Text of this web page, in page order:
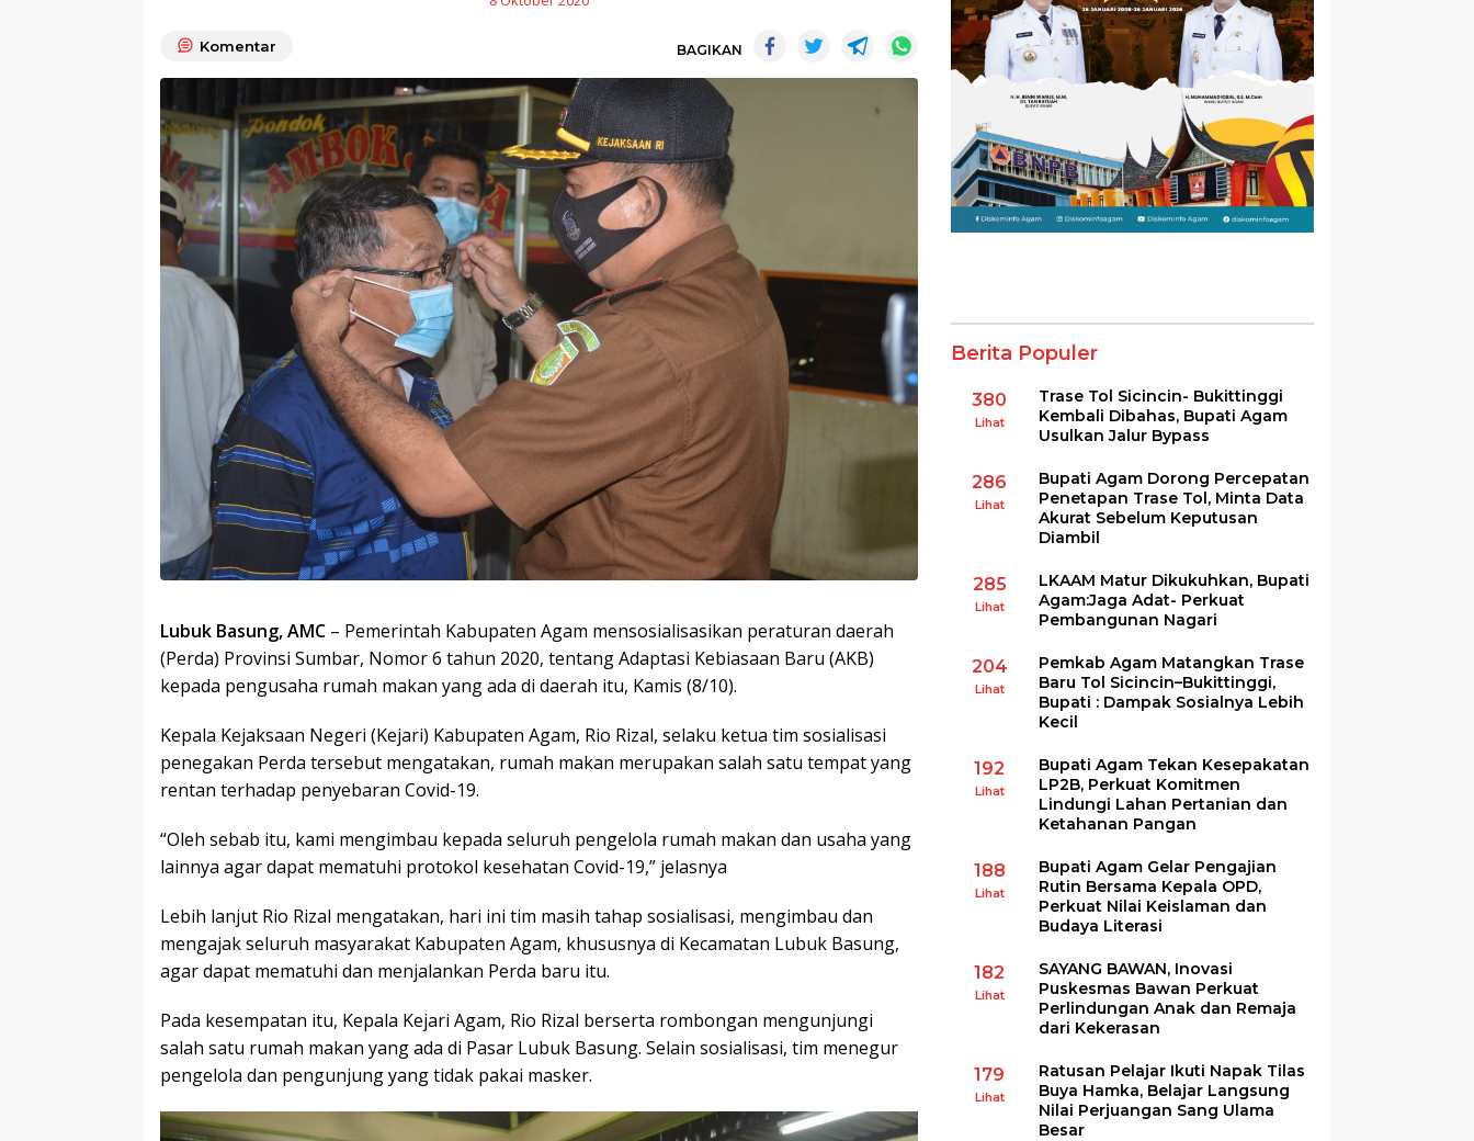
Komentar BAGIKAN
Lubuk Basung, AMC – Pemerintah Kabupaten Agam mensosialisasikan peraturan daerah
(Perda) Provinsi Sumbar, Nomor 6 tahun 2020, tentang Adaptasi Kebiasaan Baru (AKB)
kepada pengusaha rumah makan yang ada di daerah itu, Kamis (8/10).
Kepala Kejaksaan Negeri (Kejari) Kabupaten Agam, Rio Rizal, selaku ketua tim sosialisasi
penegakan Perda tersebut mengatakan, rumah makan merupakan salah satu tempat yang
rentan terhadap penyebaran Covid-19.
“Oleh sebab itu, kami mengimbau kepada seluruh pengelola rumah makan dan usaha yang
lainnya agar dapat mematuhi protokol kesehatan Covid-19,” jelasnya
Lebih lanjut Rio Rizal mengatakan, hari ini tim masih tahap sosialisasi, mengimbau dan
mengajak seluruh masyarakat Kabupaten Agam, khususnya di Kecamatan Lubuk Basung,
agar dapat mematuhi dan menjalankan Perda baru itu.
Pada kesempatan itu, Kepala Kejari Agam, Rio Rizal berserta rombongan mengunjungi
salah satu rumah makan yang ada di Pasar Lubuk Basung. Selain sosialisasi, tim menegur
pengelola dan pengunjung yang tidak pakai masker.
Berita Populer
380
Lihat
Trase Tol Sicincin- Bukittinggi
Kembali Dibahas, Bupati Agam
Usulkan Jalur Bypass
286
Lihat
Bupati Agam Dorong Percepatan
Penetapan Trase Tol, Minta Data
Akurat Sebelum Keputusan
Diambil
285
Lihat
LKAAM Matur Dikukuhkan, Bupati
Agam:Jaga Adat- Perkuat
Pembangunan Nagari
204
Lihat
Pemkab Agam Matangkan Trase
Baru Tol Sicincin–Bukittinggi,
Bupati : Dampak Sosialnya Lebih
Kecil
192
Lihat
Bupati Agam Tekan Kesepakatan
LP2B, Perkuat Komitmen
Lindungi Lahan Pertanian dan
Ketahanan Pangan
188
Lihat
Bupati Agam Gelar Pengajian
Rutin Bersama Kepala OPD,
Perkuat Nilai Keislaman dan
Budaya Literasi
182
Lihat
SAYANG BAWAN, Inovasi
Puskesmas Bawan Perkuat
Perlindungan Anak dan Remaja
dari Kekerasan
179
Lihat
Ratusan Pelajar Ikuti Napak Tilas
Buya Hamka, Belajar Langsung
Nilai Perjuangan Sang Ulama
Besar